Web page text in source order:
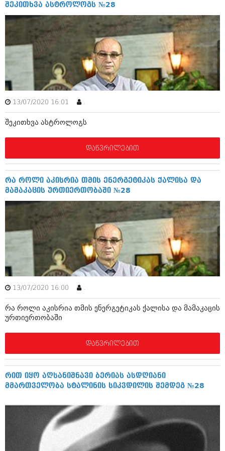
ოქტომბერი 2017 (231)
სექტემბერი 2017 (261)
აგვისტო 2017 (212)
ივლისი 2017 (233)
ივნისი 2017 (265)
მაისი 2017 (216)
აპრილი 2017 (220)
მარტი 2017 (212)
თებერვალი 2017 (205)
იანვარი 2017 (246)
დეკემბერი 2016 (207)
სექტემბერი 2016 (224)
ივლისი 2016 (211)
ივნისი 2016 (221)
მაისი 2016 (261)
აპრილი 2016 (215)
მარტი 2016 (200)
თებერვალი 2016 (250)
იანვარი 2016 (206)
დეკემბერი 2015 (207)
ნოემბერი 2015 (264)
ოქტომბერი 2015 (204)
სექტემბერი 2015 (215)
ივლისი 2015 (173)
მაისი 2015 (194)
აპრილი 2015 (208)
მარტი 2015 (365)
თებერვალი 2015 (286)
იანვარი 2015 (247)
ნოემბერი 2014 (290)
ოქტომბერი 2014 (292)
ივლისი 2014 (313)
ივნისი 2014 (366)
მაისი 2014 (313)
აპრილი 2014 (290)
შეკითხვა ასტროლოგს №28
13/07/2020 16:01 .
შეკითხვა ასტროლოგს
დაწვრილებით
რა როლი აკისრია თმის ენერგეტიკას ქალისა და
მამაკაცის ურთიერთობაში №28
13/07/2020 16:00 .
რა როლი აკისრია თმის ენერგეტიკას ქალისა და მამაკაცის
ურთიერთობაში
დაწვრილებით
რით იყო აღსანიშნავი ბერიას ასდღიანი
მმართველობა სტალინის სიკვდილის შემდეგ №28